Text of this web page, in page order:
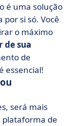
é uma solução
si só. Você
o máximo
de sua
de
essencial!
será mais
plataforma de